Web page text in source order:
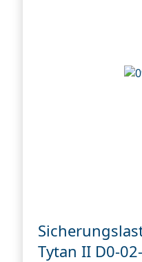
Tytan II D0-